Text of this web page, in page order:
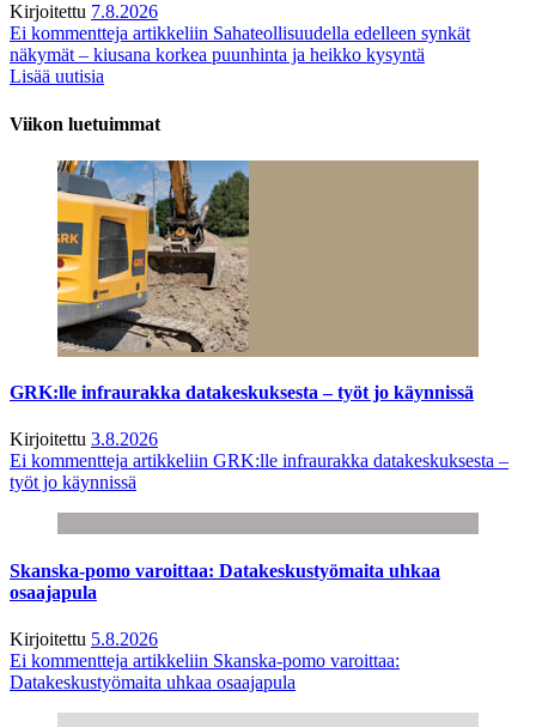
Kirjoitettu 7.8.2026
Ei kommentteja artikkeliin Sahateollisuudella edelleen synkät
näkymät – kiusana korkea puunhinta ja heikko kysyntä
Lisää uutisia
Viikon luetuimmat
GRK:lle infraurakka datakeskuksesta – työt jo käynnissä
Kirjoitettu 3.8.2026
Ei kommentteja artikkeliin GRK:lle infraurakka datakeskuksesta –
työt jo käynnissä
Skanska-pomo varoittaa: Datakeskustyömaita uhkaa
osaajapula
Kirjoitettu 5.8.2026
Ei kommentteja artikkeliin Skanska-pomo varoittaa:
Datakeskustyömaita uhkaa osaajapula